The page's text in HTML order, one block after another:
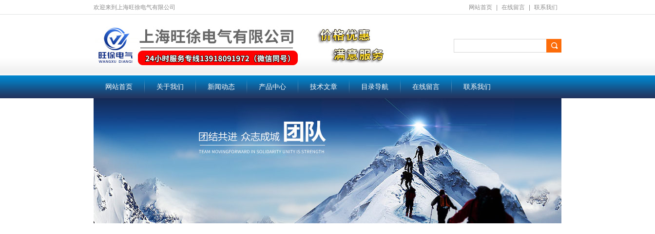
网站首页 在线留言 联系我们
欢迎来到上海旺徐电气有限公司
网站首页 关于我们 新闻动态 产品中心 技术文章 目录导航 在线留言 联系我们